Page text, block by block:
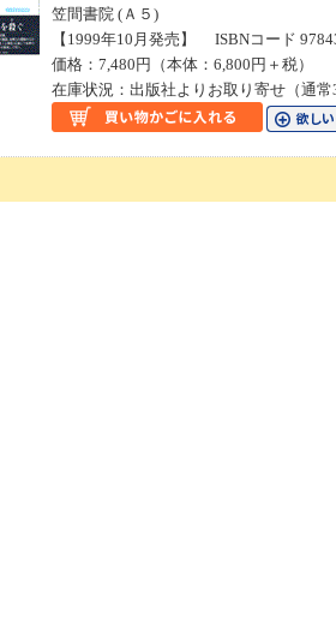
笠間書院 (Ａ５)
【1999年10月発売】 ISBNコード
価格：7,480円（本体：6,800円＋税）
在庫状況：出版社よりお取り寄せ（通常